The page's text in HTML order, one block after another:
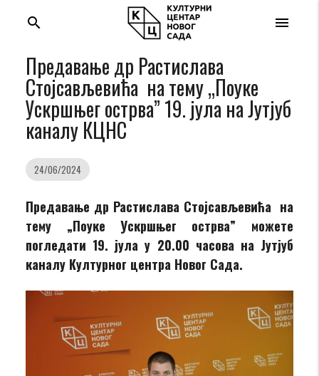
menu
search
Предавање др Растиславa
Стојсављевићa на тему „Поуке
Ускршњег острва” 19. јула на Јутјуб
каналу КЦНС
24/06/2024
Предавање др Растиславa Стојсављевићa на
тему „Поуке Ускршњег острва” можете
погледати 19. јула у 20.00 часова на Јутјуб
каналу Културног центра Новог Сада.